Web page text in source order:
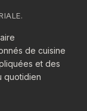
de cuisine
et des
quotidien